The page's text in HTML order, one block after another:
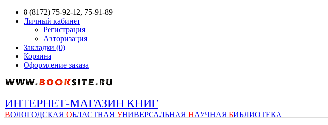
8 (8172) 75-92-12, 75-91-89
Личный кабинет
Регистрация
Авторизация
Закладки (0)
Корзина
Оформление заказа
ИНТЕРНЕТ-МАГАЗИН КНИГ
ВОЛОГОДСКАЯ ОБЛАСТНАЯ УНИВЕРСАЛЬНАЯ НАУЧНАЯ БИБЛИОТЕКА